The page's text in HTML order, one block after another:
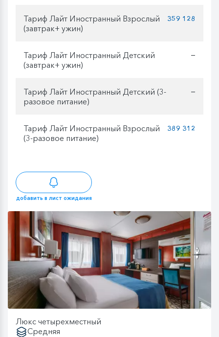
Тариф Лайт Иностранный Взрослый
(завтрак+ ужин)
359 128
Тариф Лайт Иностранный Детский
(завтрак+ ужин)
—
Тариф Лайт Иностранный Детский (3-
разовое питание)
—
Тариф Лайт Иностранный Взрослый
(3-разовое питание)
389 312
добавить в лист ожидания
Люкс четырехместный
Средняя